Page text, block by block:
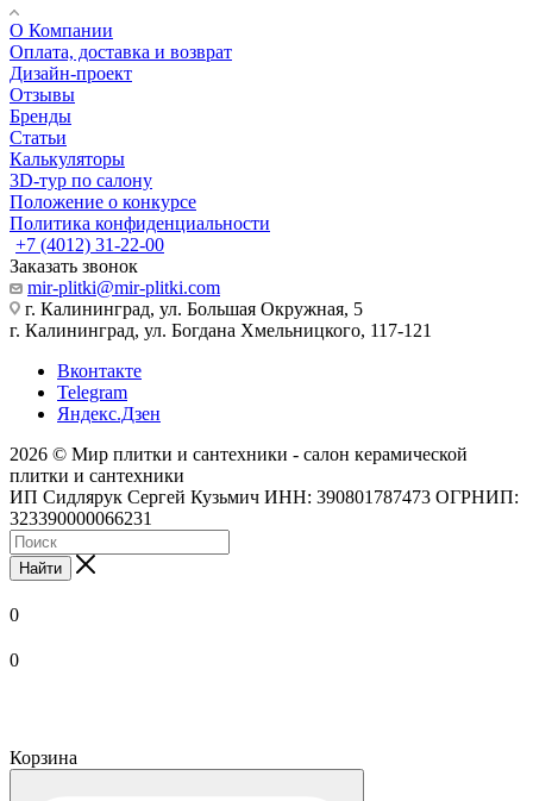
О Компании
Оплата, доставка и возврат
Дизайн-проект
Отзывы
Бренды
Статьи
Калькуляторы
3D-тур по салону
Положение о конкурсе
Политика конфиденциальности
+7 (4012) 31-22-00
Заказать звонок
mir-plitki@mir-plitki.com
г. Калининград, ул. Большая Окружная, 5
г. Калининград, ул. Богдана Хмельницкого, 117-121
Вконтакте
Telegram
Яндекс.Дзен
2026 © Мир плитки и сантехники - салон керамической
плитки и сантехники
ИП Сидлярук Сергей Кузьмич ИНН: 390801787473 ОГРНИП:
323390000066231
Найти
0
0
Корзина